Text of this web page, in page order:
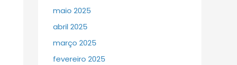
maio 2025
abril 2025
março 2025
fevereiro 2025